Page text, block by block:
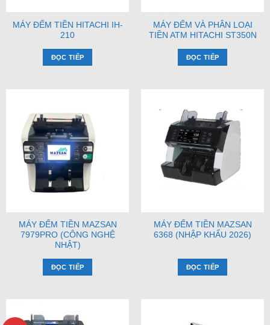
MÁY ĐẾM TIỀN HITACHI IH-
210
ĐỌC TIẾP
MÁY ĐẾM VÀ PHÂN LOẠI
TIỀN ATM HITACHI ST350N
ĐỌC TIẾP
MÁY ĐẾM TIỀN MAZSAN
7979PRO (CÔNG NGHỆ
NHẬT)
ĐỌC TIẾP
MÁY ĐẾM TIỀN MAZSAN
6368 (NHẬP KHẨU 2026)
ĐỌC TIẾP